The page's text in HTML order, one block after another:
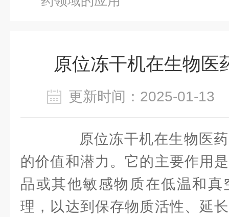
原位冻干机在生物医
更新时间：2025-01-
原位冻干机在生物医药
的价值和潜力。它的主要作用
品或其他敏感物质在低温和
理，以达到保存物质活性、延